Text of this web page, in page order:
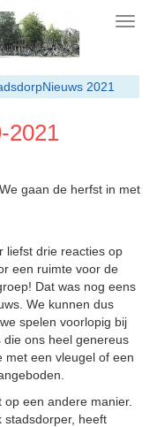
2021
2021
gaan de herfst in met
liefst drie reacties op
een ruimte voor de
Dat was nog eens
We kunnen dus
spelen voorlopig bij
ons heel genereus
met een vleugel of een
een andere manier.
stadsdorper, heeft